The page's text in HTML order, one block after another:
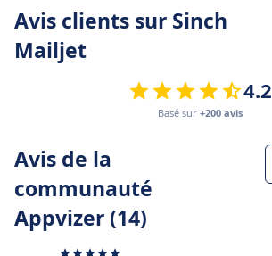
Avis clients sur Sinch
Mailjet
4.2
Basé sur +200 avis
Avis de la
communauté
Appvizer (14)